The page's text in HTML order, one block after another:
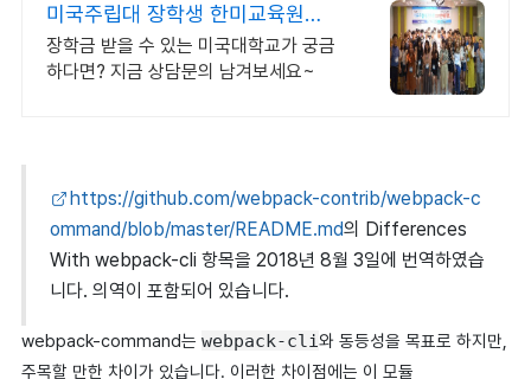
미국주립대 장학생 한미교육원
SINCE 2008
장학금 받을 수 있는 미국대학교가 궁금
하다면? 지금 상담문의 남겨보세요~
https://github.com/webpack-contrib/webpack-c
ommand/blob/master/README.md의 Differences
With webpack-cli 항목을 2018년 8월 3일에 번역하였습
니다. 의역이 포함되어 있습니다.
webpack-command는 webpack-cli와 동등성을 목표로 하지만,
주목할 만한 차이가 있습니다. 이러한 차이점에는 이 모듈